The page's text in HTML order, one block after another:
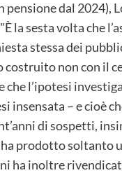
dal 2024),
la sesta volta che
stessa dei
non con il
l’ipotesi
insensata – e cioè
di sospetti,
prodotto soltanto
ha inoltre